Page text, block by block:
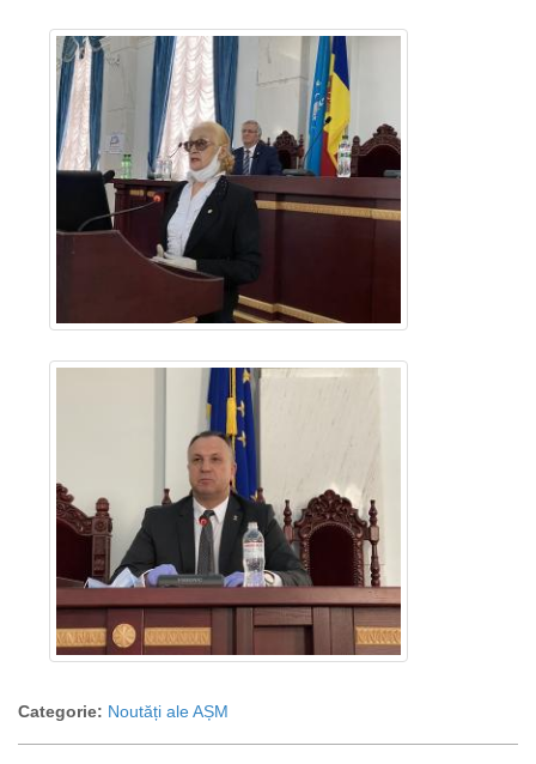
Categorie: Noutăți ale AȘM